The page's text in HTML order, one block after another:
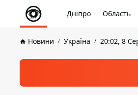
Дніпро Область
Новини Україна 20:02, 8